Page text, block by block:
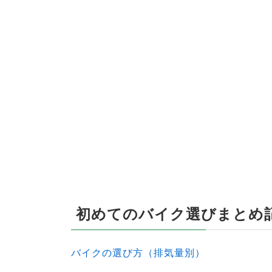
初めてのバイク選びまとめ
バイクの選び方（排気量別）